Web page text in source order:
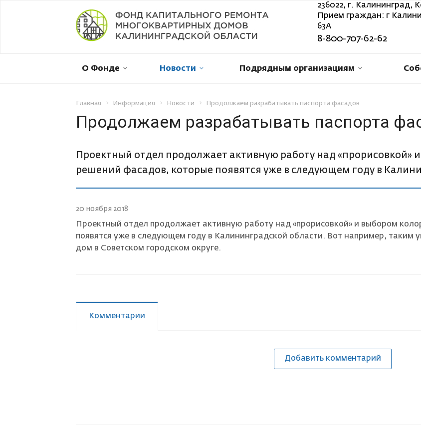
236022, г. Калининград,
Прием граждан: г
63А
8-800-707-62-62
О Фонде Новости Подрядным организациям
Отправить обращение
Смена собственника
Рассрочка платежа
Главная Информация Новости Продолжаем разрабатывать паспорта фасадов
Продолжаем разрабатывать паспорта
Проектный отдел продолжает активную работу над «прорисовкой»
решений фасадов, которые появятся уже в следующем году в
20 ноября 2018
Проектный отдел продолжает активную работу над «прорисовкой» и выбором
появятся уже в следующем году в Калининградской области. Вот например, таким
дом в Советском городском округе.
Комментарии
Добавить комментарий